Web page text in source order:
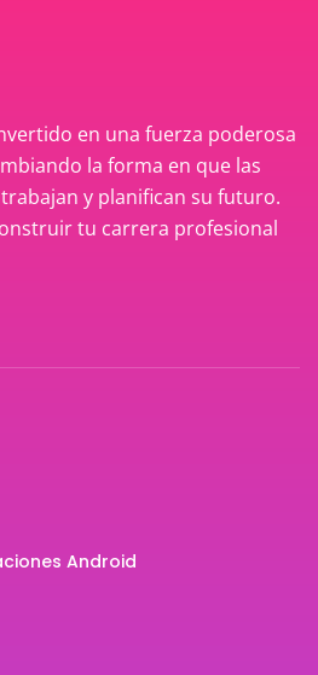
en una fuerza poderosa
la forma en que las
y planifican su futuro.
tu carrera profesional
Android